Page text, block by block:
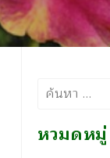
ค้นหา
หวมดหมู่